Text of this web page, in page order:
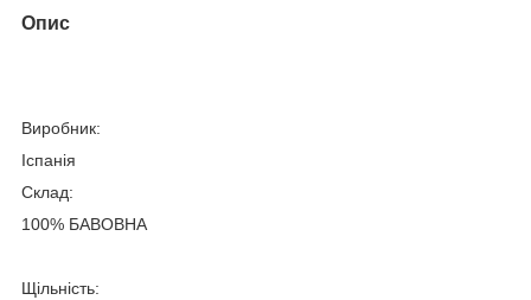
Опис
Виробник:
Іспанія
Склад:
100% БАВОВНА
Щільність: